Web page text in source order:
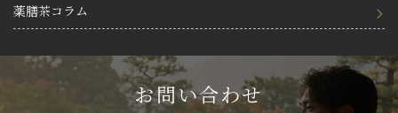
薬膳茶コラム
お問い合わせ